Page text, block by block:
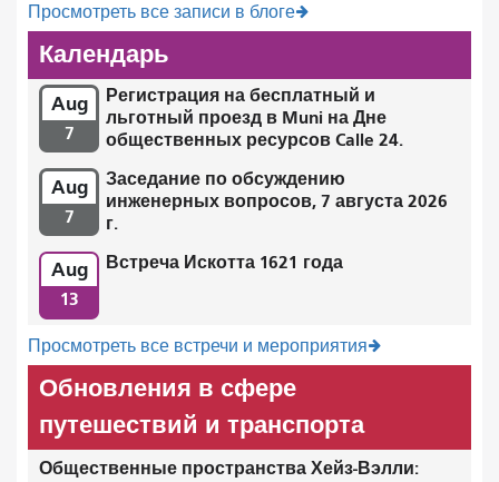
Просмотреть все записи в блоге
Календарь
Aug
7
Регистрация на бесплатный и
льготный проезд в Muni на Дне
общественных ресурсов Calle 24.
Aug
7
Заседание по обсуждению
инженерных вопросов, 7 августа 2026
г.
Aug
13
Встреча Искотта 1621 года
Просмотреть все встречи и мероприятия
Обновления в сфере
путешествий и транспорта
Общественные пространства Хейз-Вэлли: